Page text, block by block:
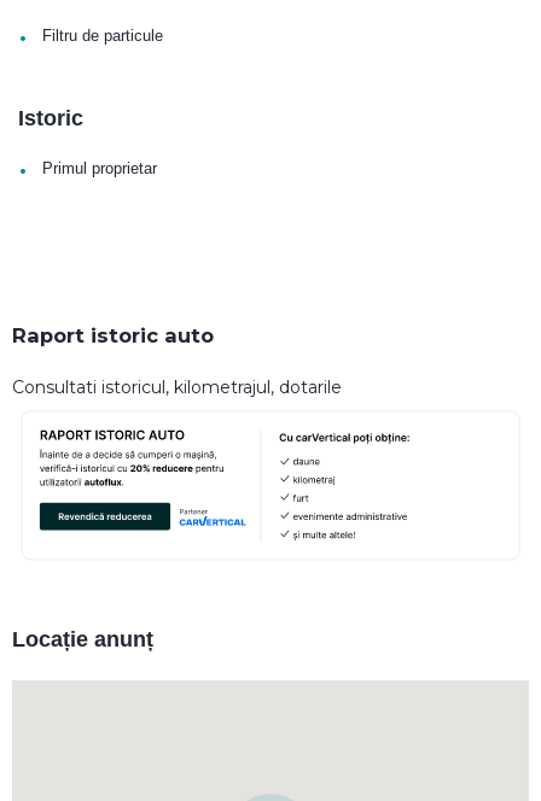
• Filtru de particule
Istoric
• Primul proprietar
Raport istoric auto
Consultati istoricul, kilometrajul, dotarile
Locație anunț